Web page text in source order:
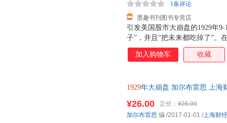
引发美国股市大崩盘的1929年
子”，并且“把未来都吃掉了”。
降了30%，投资减少了80%，
思撰著的《1929年大崩盘》，
并成为学术界和证券投资界大
《1929年大崩盘》是卓尔不群
月精湛分析”。 《大西洋月刊
墨趣书刊图书专营店
1条评论
加入购物车 收藏
1929年大崩盘 加尔布雷思 上海
¥26.00 定价： ¥26.00
加尔布雷思 编 /2017-01-01 /上海财